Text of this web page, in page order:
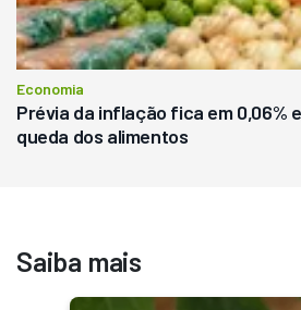
Economia
Prévia da inflação fica em 0,06%
queda dos alimentos
Saiba mais